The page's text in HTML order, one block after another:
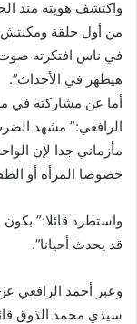
واكتشف هويته منذ
من أول حلقة
في ناس افتكرته صوت
هيظهر في الأحداث”.
أما عن مشاركته في
الرافعي:” مشهد
مأزماني جدا لإن
خصوصا المرأة أو
واستطرد قائلا:”
قد يحدث أحيانا”.
وعبر أحمد الرافعي
سيدي محمد الذوق